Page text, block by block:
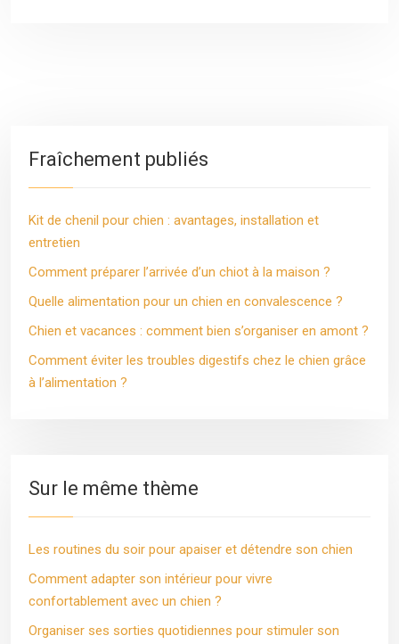
Fraîchement publiés
Kit de chenil pour chien : avantages, installation et
entretien
Comment préparer l’arrivée d’un chiot à la maison ?
Quelle alimentation pour un chien en convalescence ?
Chien et vacances : comment bien s’organiser en amont ?
Comment éviter les troubles digestifs chez le chien grâce
à l’alimentation ?
Sur le même thème
Les routines du soir pour apaiser et détendre son chien
Comment adapter son intérieur pour vivre
confortablement avec un chien ?
Organiser ses sorties quotidiennes pour stimuler son